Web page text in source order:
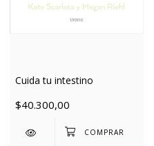
Cuida tu intestino
$40.300,00